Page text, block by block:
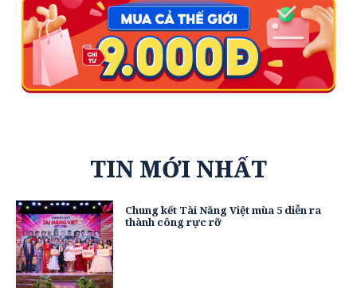
TIN MỚI NHẤT
Chung kết Tài Năng Việt mùa 5 diễn ra
thành công rực rỡ